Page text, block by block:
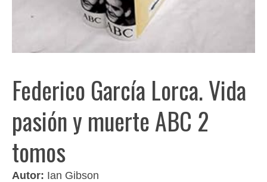
Federico García Lorca. Vida
pasión y muerte ABC 2
tomos
Autor: Ian Gibson